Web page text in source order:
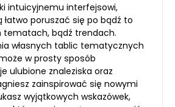
intuicyjnemu interfejsowi,
poruszać się po bądź to
bądź trendach.
własnych tablic tematycznych
w prosty sposób
ulubione znaleziska oraz
zainspirować się nowymi
wyjątkowych wskazówek,